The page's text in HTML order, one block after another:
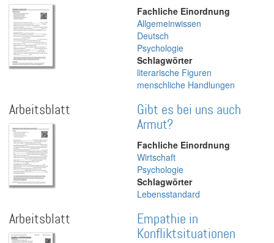
Fachliche Einordnung
Allgemeinwissen
Deutsch
Psychologie
Schlagwörter
literarische Figuren
menschliche Handlungen
Arbeitsblatt
Gibt es bei uns auch
Armut?
Fachliche Einordnung
Wirtschaft
Psychologie
Schlagwörter
Lebensstandard
Arbeitsblatt
Empathie in
Konfliktsituationen